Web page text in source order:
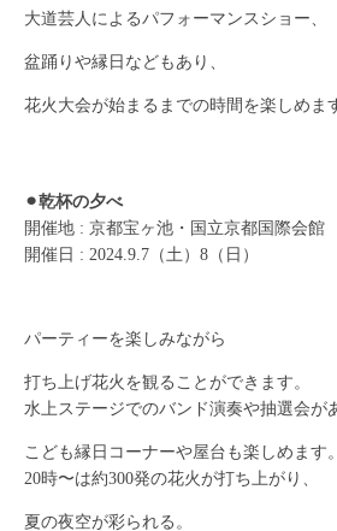
大道芸人によるパフォーマンスショー、
盆踊りや縁日などもあり、
花火大会が始まるまでの時間を楽しめま
⚫︎乾杯の夕べ
開催地 : 京都宝ヶ池・国立京都国際会館
開催日 : 2024.9.7（土）8（日）
パーティーを楽しみながら
打ち上げ花火を観ることができます。
水上ステージでのバンド演奏や抽選会が
こども縁日コーナーや屋台も楽しめます。
20時〜は約300発の花火が打ち上がり、
夏の夜空が彩られる。